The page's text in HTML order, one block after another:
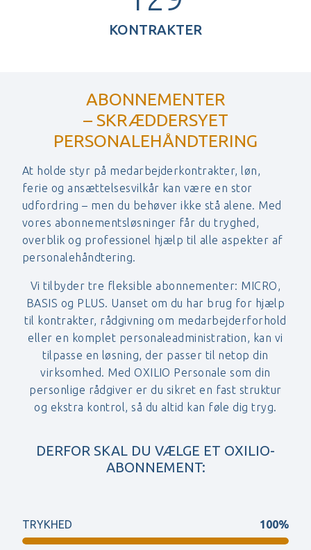
KONTRAKTER
ABONNEMENTER
– SKRÆDDERSYET
PERSONALEHÅNDTERING
At holde styr på medarbejderkontrakter, løn,
ferie og ansættelsesvilkår kan være en stor
udfordring – men du behøver ikke stå alene. Med
vores abonnementsløsninger får du tryghed,
overblik og professionel hjælp til alle aspekter af
personalehåndtering.
Vi tilbyder tre fleksible abonnementer: MICRO,
BASIS og PLUS. Uanset om du har brug for hjælp
til kontrakter, rådgivning om medarbejderforhold
eller en komplet personaleadministration, kan vi
tilpasse en løsning, der passer til netop din
virksomhed. Med OXILIO Personale som din
personlige rådgiver er du sikret en fast struktur
og ekstra kontrol, så du altid kan føle dig tryg.
DERFOR SKAL DU VÆLGE ET OXILIO-
ABONNEMENT:
TRYKHED 100%